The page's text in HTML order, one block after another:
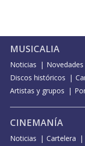
MUSICALIA
Noticias Novedades
Discos históricos
Artistas y grupos
CINEMANÍA
Noticias Cartelera